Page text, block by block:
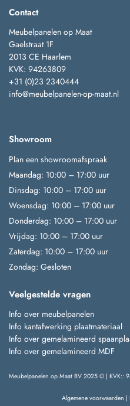
Contact
Meubelpanelen op Maat
Gaelstraat 1F
2013 CE Haarlem
KVK: 94263809
+31 (0)23 2340444
info@meubelpanelen-op-maat.nl
Showroom
Plan een showroomafspraak
Maandag: 10:00 – 17:00 uur
Dinsdag: 10:00 – 17:00 uur
Woensdag: 10:00 – 17:00 uur
Donderdag: 10:00 – 17:00 uur
Vrijdag: 10:00 – 17:00 uur
Zaterdag: 10:00 – 17:00 uur
Zondag: Gesloten
Veelgestelde vragen
Info over meubelpanelen
Info kantafwerking plaatmateriaal
Info over gemelamineerd
Info over gemelamineerd MDF
Meubelpanelen op Maat BV 2025 © | KVK::
Algemene voorwaarden |